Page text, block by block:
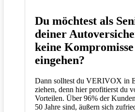
Du möchtest als
deiner
keine Kompromisse
eingehen?
Dann solltest du VERIVOX in
ziehen, denn hier profitierst du
Vorteilen. Über 96% der
50 Jahre sind, äußern sich